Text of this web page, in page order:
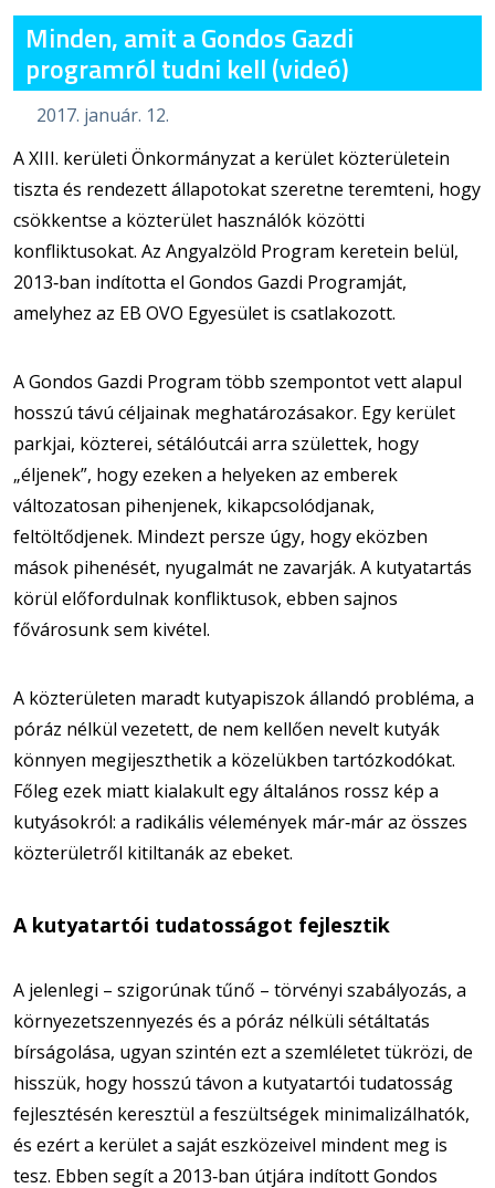
Minden, amit a Gondos Gazdi
programról tudni kell (videó)
2017. január. 12.
A XIII. kerületi Önkormányzat a kerület közterületein
tiszta és rendezett állapotokat szeretne teremteni, hogy
csökkentse a közterület használók közötti
konfliktusokat. Az Angyalzöld Program keretein belül,
2013‐ban indította el Gondos Gazdi Programját,
amelyhez az EB OVO Egyesület is csatlakozott.
A Gondos Gazdi Program több szempontot vett alapul
hosszú távú céljainak meghatározásakor. Egy kerület
parkjai, közterei, sétálóutcái arra születtek, hogy
„éljenek”, hogy ezeken a helyeken az emberek
változatosan pihenjenek, kikapcsolódjanak,
feltöltődjenek. Mindezt persze úgy, hogy eközben
mások pihenését, nyugalmát ne zavarják. A kutyatartás
körül előfordulnak konfliktusok, ebben sajnos
fővárosunk sem kivétel.
A közterületen maradt kutyapiszok állandó probléma, a
póráz nélkül vezetett, de nem kellően nevelt kutyák
könnyen megijeszthetik a közelükben tartózkodókat.
Főleg ezek miatt kialakult egy általános rossz kép a
kutyásokról: a radikális vélemények már‐már az összes
közterületről kitiltanák az ebeket.
A kutyatartói tudatosságot fejlesztik
A jelenlegi – szigorúnak tűnő – törvényi szabályozás, a
környezetszennyezés és a póráz nélküli sétáltatás
bírságolása, ugyan szintén ezt a szemléletet tükrözi, de
hisszük, hogy hosszú távon a kutyatartói tudatosság
fejlesztésén keresztül a feszültségek minimalizálhatók,
és ezért a kerület a saját eszközeivel mindent meg is
tesz. Ebben segít a 2013‐ban útjára indított Gondos